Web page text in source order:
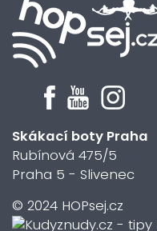
Skákací boty Praha
Rubínová 475/5
Praha 5 - Slivenec
© 2024 HOPsej.cz